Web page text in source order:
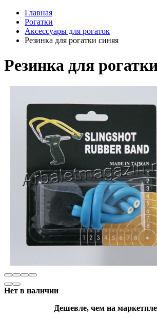
Главная
Рогатки
Аксессуары для рогаток
Резинка для рогатки синяя
Резинка для
Нет в наличии
Дешевле, чем на